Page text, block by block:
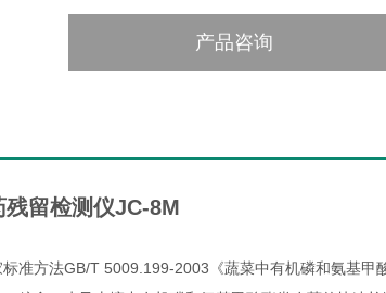
产品咨询
留检测仪JC-8M
准方法GB/T 5009.199-2003《蔬菜中有机磷和氨基甲